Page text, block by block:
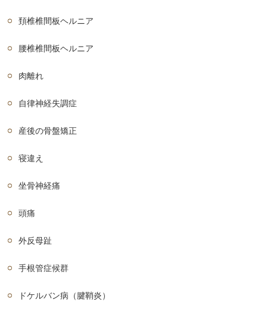
頚椎椎間板ヘルニア
腰椎椎間板ヘルニア
肉離れ
自律神経失調症
産後の骨盤矯正
寝違え
坐骨神経痛
頭痛
外反母趾
手根管症候群
ドケルバン病（腱鞘炎）